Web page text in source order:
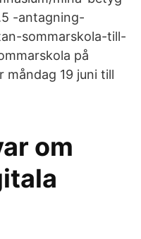
-antagning-
sommarskola-till-
på
måndag 19 juni till
om